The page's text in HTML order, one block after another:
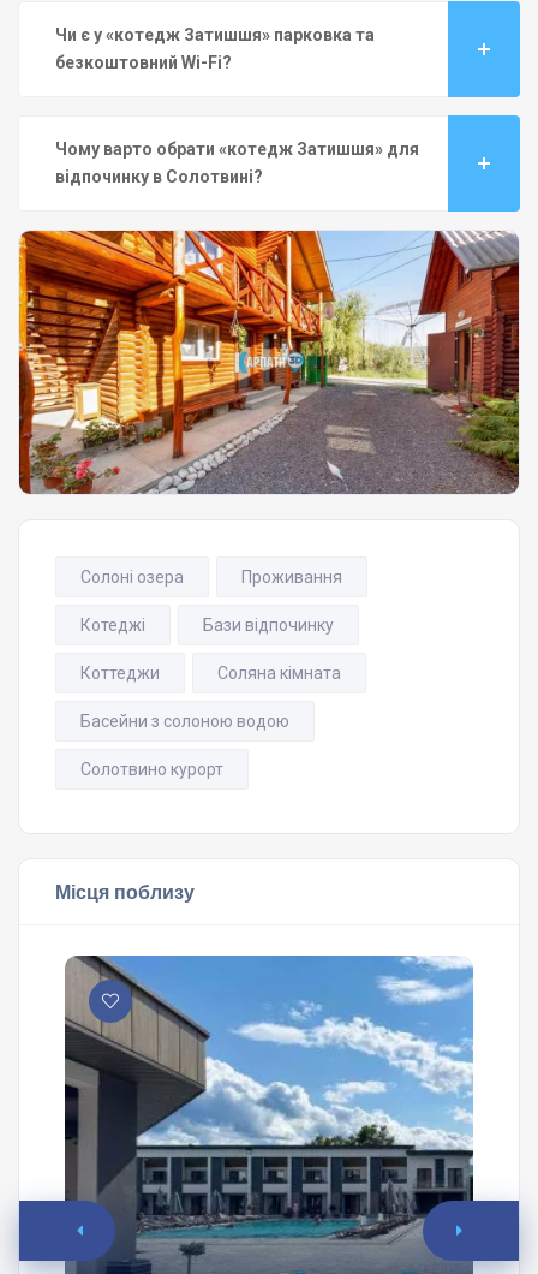
Чи є у «котедж Затишшя» парковка та
безкоштовний Wi-Fi?
Чому варто обрати «котедж Затишшя» для
відпочинку в Солотвині?
Солоні озера Проживання
Котеджі Бази відпочинку
Коттеджи Соляна кімната
Басейни з солоною водою
Солотвино курорт
Місця поблизу